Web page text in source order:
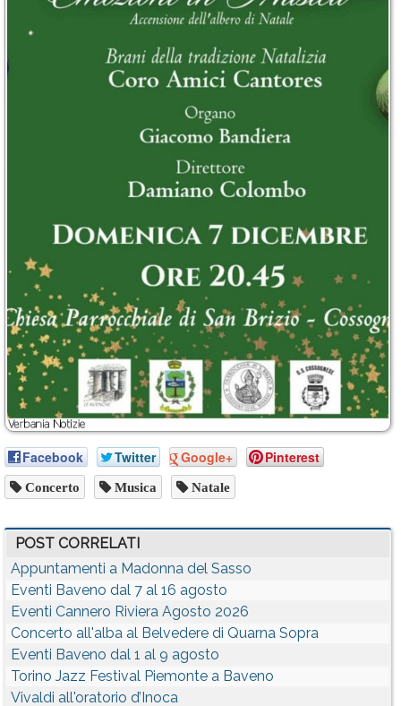
Facebook Twitter Google+ Pinterest
Concerto Musica Natale
POST CORRELATI
Appuntamenti a Madonna del Sasso
Eventi Baveno dal 7 al 16 agosto
Eventi Cannero Riviera Agosto 2026
Concerto all'alba al Belvedere di Quarna Sopra
Eventi Baveno dal 1 al 9 agosto
Torino Jazz Festival Piemonte a Baveno
Vivaldi all'oratorio d’Inoca